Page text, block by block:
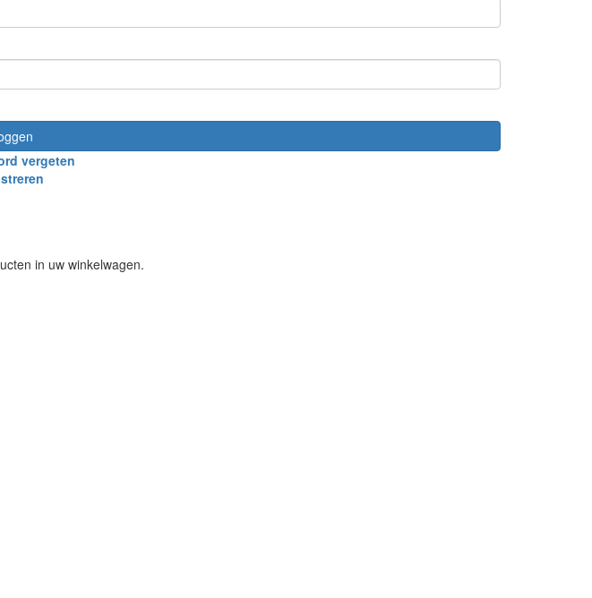
vergeten
in uw winkelwagen.